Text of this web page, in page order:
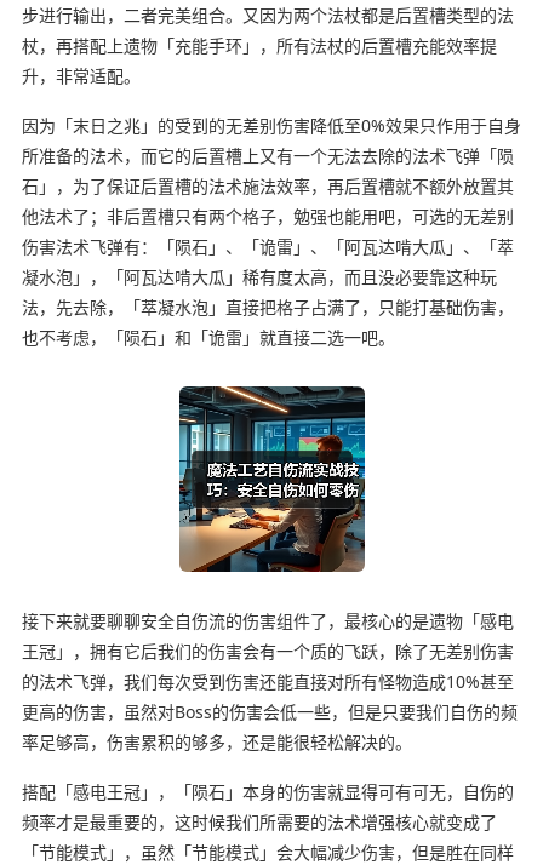
步进行输出，二者完美组合。又因为两个法杖都是后置槽类型的法
杖，再搭配上遗物「充能手环」，所有法杖的后置槽充能效率提
升，非常适配。
因为「末日之兆」的受到的无差别伤害降低至0%效果只作用于自身
所准备的法术，而它的后置槽上又有一个无法去除的法术飞弹「陨
石」，为了保证后置槽的法术施法效率，再后置槽就不额外放置其
他法术了；非后置槽只有两个格子，勉强也能用吧，可选的无差别
伤害法术飞弹有：「陨石」、「诡雷」、「阿瓦达啃大瓜」、「萃
凝水泡」，「阿瓦达啃大瓜」稀有度太高，而且没必要靠这种玩
法，先去除，「萃凝水泡」直接把格子占满了，只能打基础伤害，
也不考虑，「陨石」和「诡雷」就直接二选一吧。
接下来就要聊聊安全自伤流的伤害组件了，最核心的是遗物「感电
王冠」，拥有它后我们的伤害会有一个质的飞跃，除了无差别伤害
的法术飞弹，我们每次受到伤害还能直接对所有怪物造成10%甚至
更高的伤害，虽然对Boss的伤害会低一些，但是只要我们自伤的频
率足够高，伤害累积的够多，还是能很轻松解决的。
搭配「感电王冠」，「陨石」本身的伤害就显得可有可无，自伤的
频率才是最重要的，这时候我们所需要的法术增强核心就变成了
「节能模式」，虽然「节能模式」会大幅减少伤害，但是胜在同样